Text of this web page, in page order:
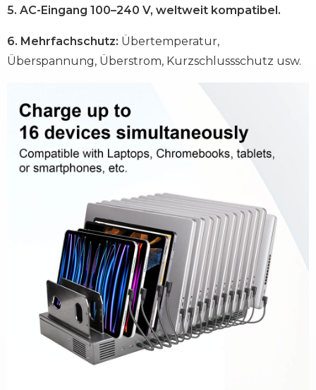
5. AC-Eingang 100–240 V, weltweit kompatibel.
6. Mehrfachschutz: Übertemperatur,
Überspannung, Überstrom, Kurzschlussschutz usw.